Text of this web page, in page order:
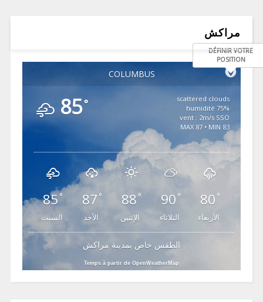
مراكش
COLUMBUS
DÉFINIR VOTRE
POSITION
85°
scattered clouds
75% humidité
vent : 2m/s SSO
MAX 87 • MIN 83
85°
السبت
87 °
الأحد
88°
الإثنين
90 °
الثلاثاء
80 °
الأربعاء
الطقس خاص بمدينة مراكش
Temps à partir de OpenWeatherMap